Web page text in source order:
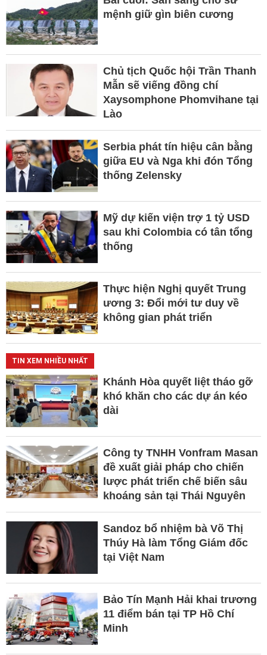
mệnh giữ gìn biên cương
Chủ tịch Quốc hội Trần Thanh
Mẫn sẽ viếng đồng chí
Xaysomphone Phomvihane tại
Lào
Serbia phát tín hiệu cân bằng
giữa EU và Nga khi đón Tổng
thống Zelensky
Mỹ dự kiến viện trợ 1 tỷ USD
sau khi Colombia có tân tổng
thống
Thực hiện Nghị quyết Trung
ương 3: Đổi mới tư duy về
không gian phát triển
TIN XEM NHIỀU NHẤT
Khánh Hòa quyết liệt tháo gỡ
khó khăn cho các dự án kéo
dài
Công ty TNHH Vonfram Masan
đề xuất giải pháp cho chiến
lược phát triển chế biến sâu
khoáng sản tại Thái Nguyên
Sandoz bổ nhiệm bà Võ Thị
Thúy Hà làm Tổng Giám đốc
tại Việt Nam
Bảo Tín Mạnh Hải khai trương
11 điểm bán tại TP Hồ Chí
Minh